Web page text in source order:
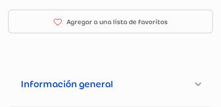
Información general